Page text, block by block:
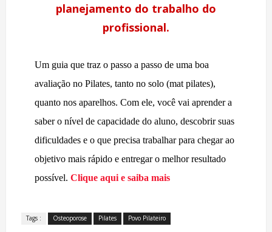
planejamento do trabalho do
profissional.
Um guia que traz o passo a passo de uma boa
avaliação no Pilates, tanto no solo (mat pilates),
quanto nos aparelhos. Com ele, você vai aprender a
saber o nível de capacidade do aluno, descobrir suas
dificuldades e o que precisa trabalhar para chegar ao
objetivo mais rápido e entregar o melhor resultado
possível. Clique aqui e saiba mais
Tags : Osteoporose Pilates Povo Pilateiro